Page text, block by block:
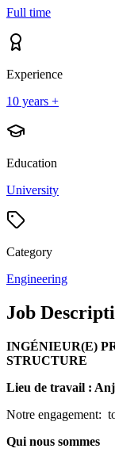
Full time
Experience
10 years +
Education
University
Category
Engineering
Job
INGÉNIEUR(E)
STRUCTURE
Lieu de travail :
Notre engagement:
Qui nous sommes